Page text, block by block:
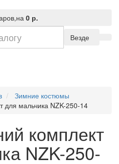
на 0 р.
Везде
Зимние костюмы
для мальчика NZK-250-14
комплект
NZK-250-